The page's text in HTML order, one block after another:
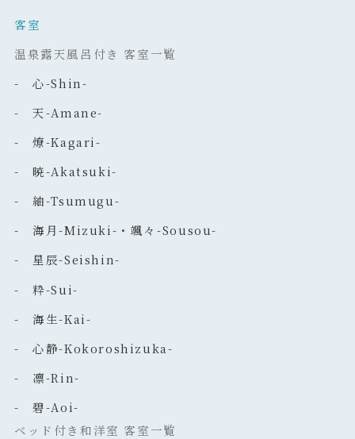
客室
温泉露天風呂付き 客室一覧
- 心-Shin-
- 天-Amane-
- 燎-Kagari-
- 暁-Akatsuki-
- 紬-Tsumugu-
- 海月-Mizuki-・颯々-Sousou-
- 星辰-Seishin-
- 粋-Sui-
- 海生-Kai-
- 心静-Kokoroshizuka-
- 凛-Rin-
- 碧-Aoi-
ベッド付き和洋室 客室一覧